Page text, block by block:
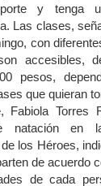
y tenga
Las clases,
con
accesibles,
pesos,
que quieran
Fabiola Torres
natación en
los Héroes,
de acuerdo
de cada